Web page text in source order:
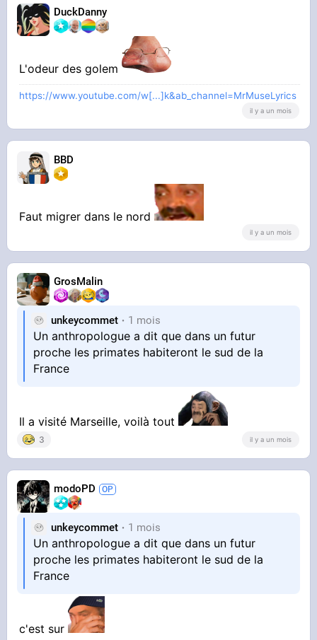
DuckDanny
L'odeur des golem
https://www.youtube.com/w[...]k&ab_channel=MrMuseLyrics
il y a un mois
BBD
Faut migrer dans le nord
il y a un mois
GrosMalin
unkeycommet 1 mois
Un anthropologue a dit que dans un futur
proche les primates habiteront le sud de la
France
Il a visité Marseille, voilà tout
3 il y a un mois
modoPD
unkeycommet 1 mois
Un anthropologue a dit que dans un futur
proche les primates habiteront le sud de la
France
c'est sur